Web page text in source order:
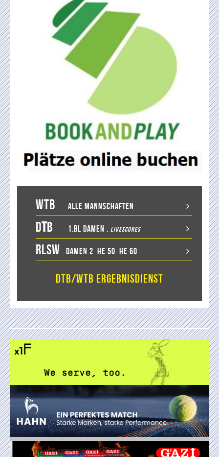
WTB Alle Mannschaften
DTB 1.BL Damen . LiveScores
RLSW Damen 2 He 50 He 60
DTB/WTB Ergebnisdienst